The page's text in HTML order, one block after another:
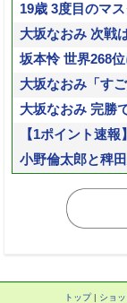
19歳 3度目のマ
大坂なおみ 次戦
坂本怜 世界268
大坂なおみ「す
大坂なおみ 完勝
【1ポイント速
小野倫太郎と稗
トップ| ショ